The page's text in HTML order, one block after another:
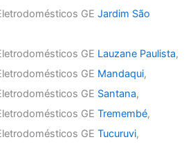
GEJardim São
GE Lauzane Paulista,
GE Mandaqui,
GE Santana,
GETremembé,
GETucuruvi,